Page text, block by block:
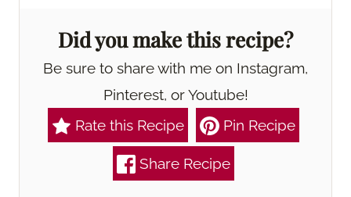
Did you make this recipe?
Be sure to share with me on Instagram,
Pinterest, or Youtube!
Rate this Recipe
Pin Recipe
Share Recipe